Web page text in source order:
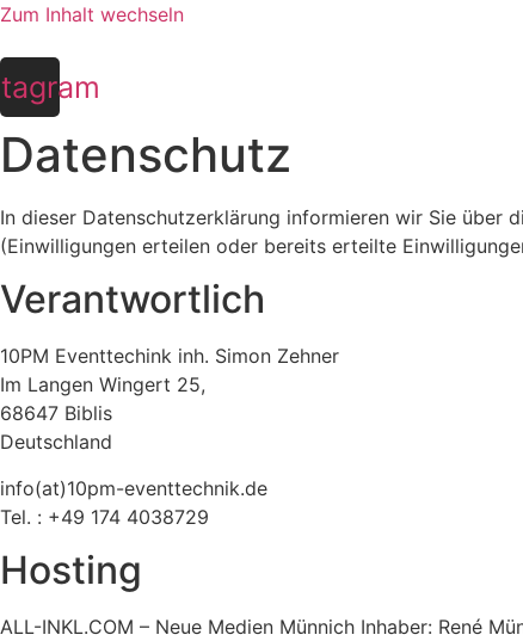
Zum Inhalt wechseln
Datenschutz
In dieser Datenschutzerklärung informieren wir Sie über
(Einwilligungen erteilen oder bereits erteilte
Verantwortlich
10PM Eventtechink inh. Simon Zehner
Im Langen Wingert 25,
68647 Biblis
Deutschland
info(at)10pm-eventtechnik.de
Tel. : +49 174 4038729
Hosting
ALL-INKL.COM – Neue Medien Münnich Inhaber: René